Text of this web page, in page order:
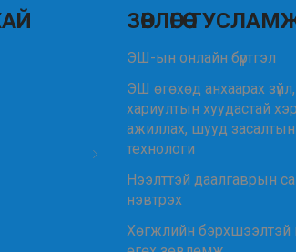
ЗӨВЛӨГӨӨ
ЭШ-ын онлайн бүртгэл
ЭШ өгөхөд анхаарах зүйл,
хариултын хуудастай
ажиллах, шууд
технологи
Нээлттэй даалгаврын
нэвтрэх
Хөгжлийн бэрхшээлтэй